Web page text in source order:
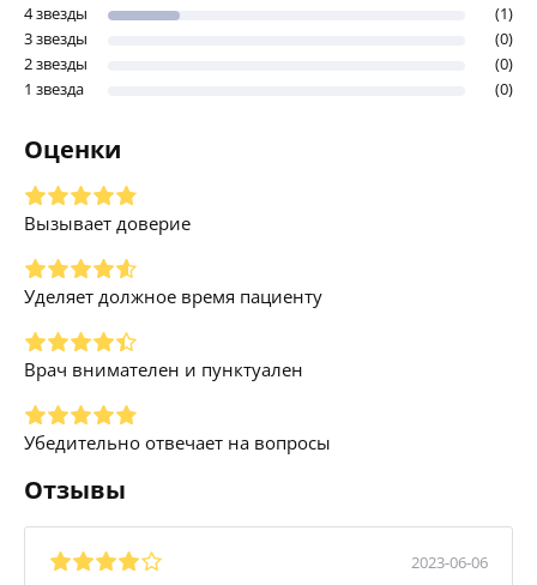
4 звезды
(1)
3 звезды
(0)
2 звезды
(0)
1 звезда
(0)
Оценки
Вызывает доверие
Уделяет должное время пациенту
Врач внимателен и пунктуален
Убедительно отвечает на вопросы
Отзывы
2023-06-06